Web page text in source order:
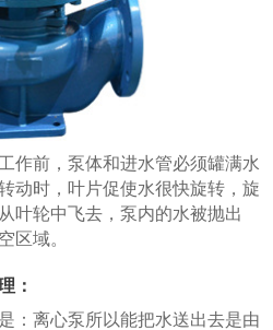
前，泵体和进水管必须罐满水
动时，叶片促使水很快旋转，旋
叶轮中飞去，泵内的水被抛出
区域。
：
离心泵所以能把水送出去是由